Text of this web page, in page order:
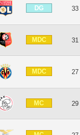
DG 33
MDC 31
MDC 27
MC 29